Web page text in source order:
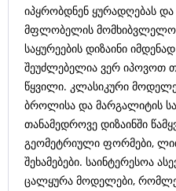
იპყრობდნენ ყურადღებას და
მფლობელის
საყურეების დიზაინი
შეუძლებელია ვერ იპოვოთ
წყვილი. კლასიკური
ბროლისა და მარგალიტის
თანამედროვე დიზაინში
გეომეტრიული ფორმები,
შეხამებები. საინტერესოა
ცალყურა მოდელები,